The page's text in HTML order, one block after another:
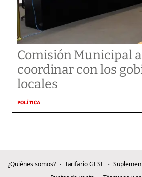
Comisión Municipal
coordinar con los
locales
POLÍTICA
¿Quiénes somos? Tarifario GESE